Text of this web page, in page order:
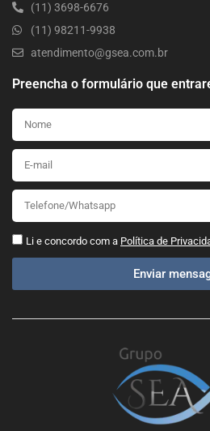
(11) 3698-6676
(11) 98211-9938
atendimento@gsea.com.br
Preencha o formulário que
Li e concordo com a Política de
Enviar